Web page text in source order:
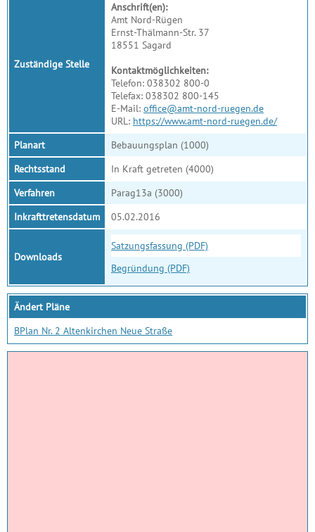
Zuständige Stelle
Anschrift(en):
Amt Nord-Rügen
Ernst-Thälmann-Str. 37
18551 Sagard
Kontaktmöglichkeiten:
Telefon: 038302 800-0
Telefax: 038302 800-145
E-Mail: office@amt-nord-ruegen.de
URL: https://www.amt-nord-ruegen.de/
Planart
Bebauungsplan (1000)
Rechtsstand
In Kraft getreten (4000)
Verfahren
Parag13a (3000)
Inkrafttretensdatum
05.02.2016
Downloads
Satzungsfassung (PDF)
Begründung (PDF)
Ändert Pläne
BPlan Nr. 2 Altenkirchen Neue Straße